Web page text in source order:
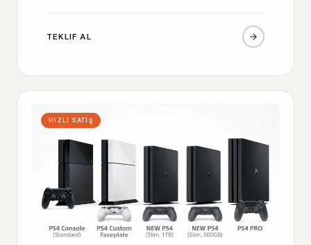
TEKLIF AL
HIZLI SATIŞ